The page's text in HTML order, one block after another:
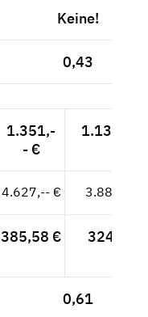
Keine!
0,43
1.351,-
- €
1.135,29
4.627,-- € 3.888,24
385,58 € 324,02 €
0,61